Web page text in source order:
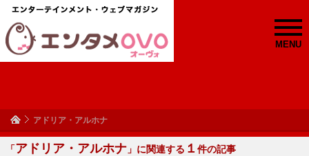
MENU
アドリア・アルホナ
「アドリア・アルホナ 」に関連する １ 件の記事